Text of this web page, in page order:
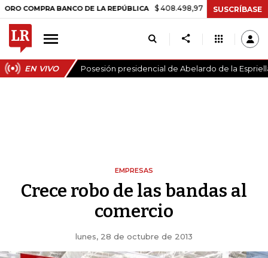
BANCO DE LA REPÚBLICA $ 408.498,97 +$ 8.753,81 +2,19%
SUSCRÍBASE
EN VIVO Posesión presidencial de Abelardo de la
EMPRESAS
Crece robo de las bandas al
comercio
lunes, 28 de octubre de 2013